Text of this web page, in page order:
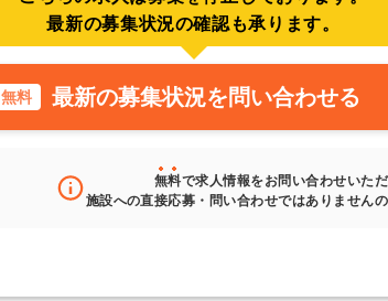
最新の募集状況の確認も承ります。
無料 最新の募集状況を問い合わせる
無料で求人情報をお問い合わせいただ
施設への直接応募・問い合わせではありませんの